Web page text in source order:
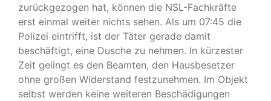
zurückgezogen hat, können die NSL-Fachkräfte
erst einmal weiter nichts sehen. Als um 07:45 die
Polizei eintrifft, ist der Täter gerade damit
beschäftigt, eine Dusche zu nehmen. In kürzester
Zeit gelingt es den Beamten, den Hausbesetzer
ohne großen Widerstand festzunehmen. Im Objekt
selbst werden keine weiteren Beschädigungen